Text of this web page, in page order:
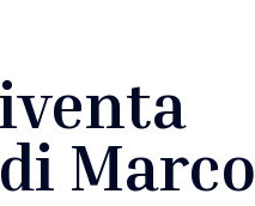
Marco